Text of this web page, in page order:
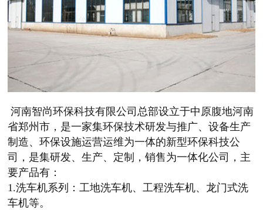
河南智尚环保科技有限公司总部设立于中原腹地河南
省郑州市，是一家集环保技术研发与推广、设备生产
制造、环保设施运营运维为一体的新型环保科技公
司，是集研发、生产、定制，销售为一体化公司，主
要产品有：
1.洗车机系列：工地洗车机、工程洗车机、龙门式洗
车机等。